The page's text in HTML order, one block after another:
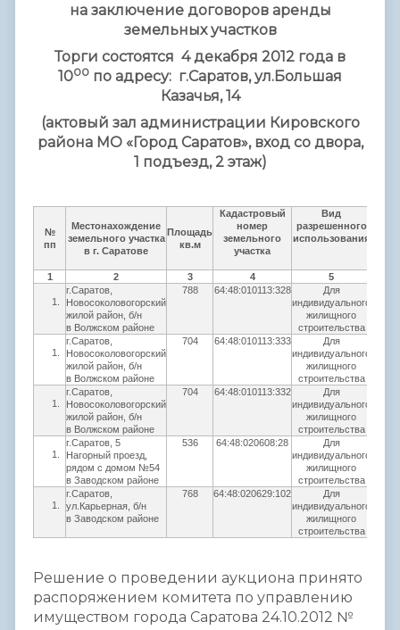
на заключение договоров аренды
земельных участков
Торги состоятся 4 декабря 2012 года в
1000 по адресу: г.Саратов, ул.Большая
Казачья, 14
(актовый зал администрации Кировского
района МО «Город Саратов», вход со двора,
1 подъезд, 2 этаж)
№
пп
Местонахождение
земельного участка
в г. Саратове
Площадь
кв.м
Кадастровый
номер
земельного
участка
Вид
разрешенного
использования
1 2 3 4 5
г.Саратов,
Новосоколовогорский
жилой район, б/н
в Волжском районе
788 64:48:010113:328
Для
индивидуального
жилищного
строительства
г.Саратов,
Новосоколовогорский
жилой район, б/н
в Волжском районе
704 64:48:010113:333
Для
индивидуального
жилищного
строительства
г.Саратов,
Новосоколовогорский
жилой район, б/н
в Волжском районе
704 64:48:010113:332
Для
индивидуального
жилищного
строительства
г.Саратов, 5
Нагорный проезд,
рядом с домом №54
в Заводском районе
536 64:48:020608:28
Для
индивидуального
жилищного
строительства
г.Саратов,
ул.Карьерная, б/н
в Заводском районе
768 64:48:020629:102
Для
индивидуального
жилищного
строительства
Решение о проведении аукциона принято
распоряжением комитета по управлению
имуществом города Саратова 24.10.2012 №